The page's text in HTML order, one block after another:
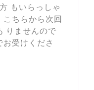
もいらっしゃ
ちらから次回
りませんので
受けくださ